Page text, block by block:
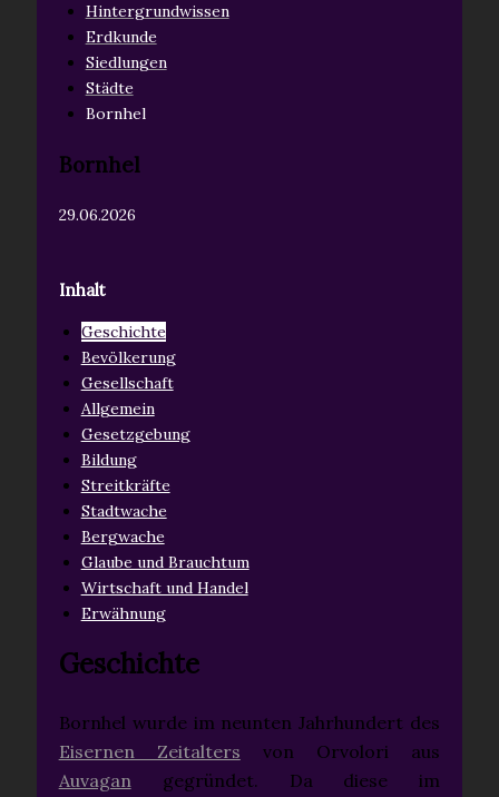
Hintergrundwissen
Erdkunde
Siedlungen
Städte
Bornhel
Bornhel
29.06.2026
Inhalt
Geschichte
Bevölkerung
Gesellschaft
Allgemein
Gesetzgebung
Bildung
Streitkräfte
Stadtwache
Bergwache
Glaube und Brauchtum
Wirtschaft und Handel
Erwähnung
Geschichte
Bornhel wurde im neunten Jahrhundert des
Eisernen Zeitalters von Orvolori aus
Auvagangegründet. Da diese im